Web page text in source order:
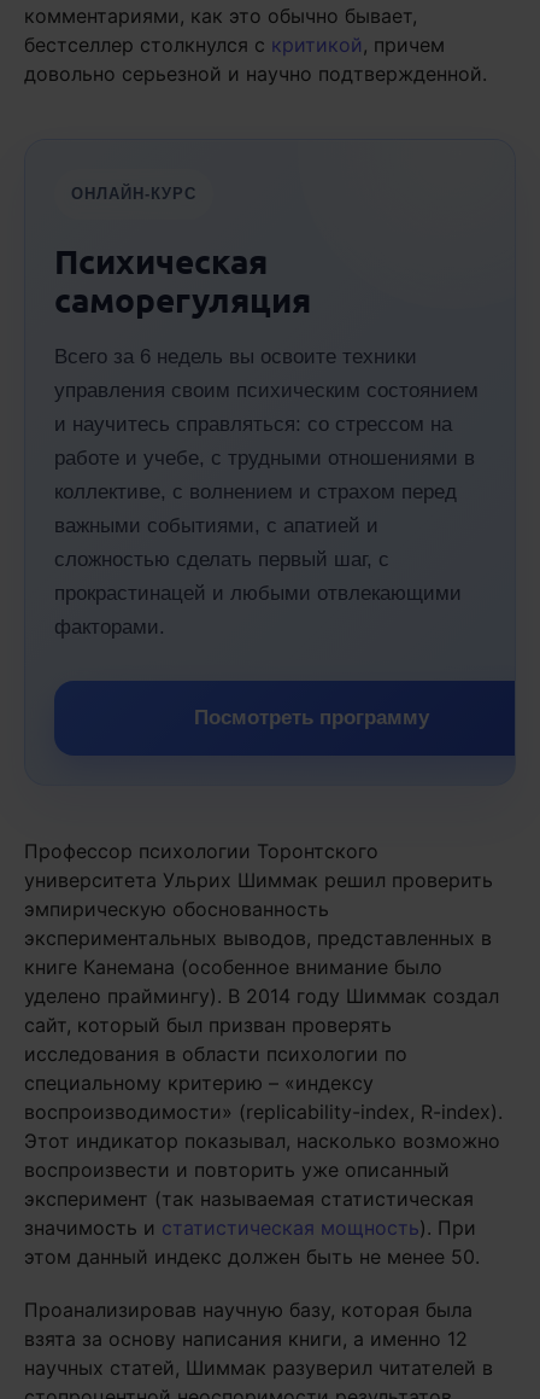
комментариями, как это обычно бывает,
бестселлер столкнулся с критикой , причем
довольно серьезной и научно подтвержденной.
ОНЛАЙН-КУРС
Психическая
саморегуляция
Всего за 6 недель вы освоите техники
управления своим психическим состоянием
и научитесь справляться: со стрессом на
работе и учебе, с трудными отношениями в
коллективе, с волнением и страхом перед
важными событиями, с апатией и
сложностью сделать первый шаг, с
прокрастинацей и любыми отвлекающими
факторами.
Посмотреть программу
Профессор психологии Торонтского
университета Ульрих Шиммак решил проверить
эмпирическую обоснованность
экспериментальных выводов, представленных в
книге Канемана (особенное внимание было
уделено праймингу). В 2014 году Шиммак создал
сайт, который был призван проверять
исследования в области психологии по
специальному критерию – «индексу
воcпроизводимости» (replicability-index, R-index).
Этот индикатор показывал, насколько возможно
воспроизвести и повторить уже описанный
эксперимент (так называемая статистическая
значимость и статистическая мощность). При
этом данный индекс должен быть не менее 50.
Проанализировав научную базу, которая была
взята за основу написания книги, а именно 12
научных статей, Шиммак разуверил читателей в